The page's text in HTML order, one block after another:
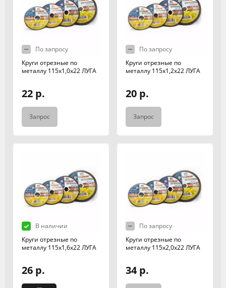
По запросу
Круги отрезные по
металлу 115х1,0х22 ЛУГА
22 р.
Запрос
По запросу
Круги отрезные по
металлу 115х1,2х22 ЛУГА
20 р.
Запрос
В наличии
Круги отрезные по
металлу 115х1,6х22 ЛУГА
26 р.
По запросу
Круги отрезные по
металлу 115х2,0х22 ЛУГА
34 р.